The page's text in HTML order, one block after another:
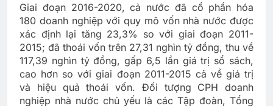
Giai đoạn 2016-2020, cả nước đã cổ phần hóa
180 doanh nghiệp với quy mô vốn nhà nước được
xác định lại tăng 23,3% so với giai đoạn 2011-
2015; đã thoái vốn trên 27,31 nghìn tỷ đồng, thu về
117,39 nghìn tỷ đồng, gấp 6,5 lần giá trị sổ sách,
cao hơn so với giai đoạn 2011-2015 cả về giá trị
và hiệu quả thoái vốn. Đối tượng CPH doanh
nghiệp nhà nước chủ yếu là các Tập đoàn, Tổng